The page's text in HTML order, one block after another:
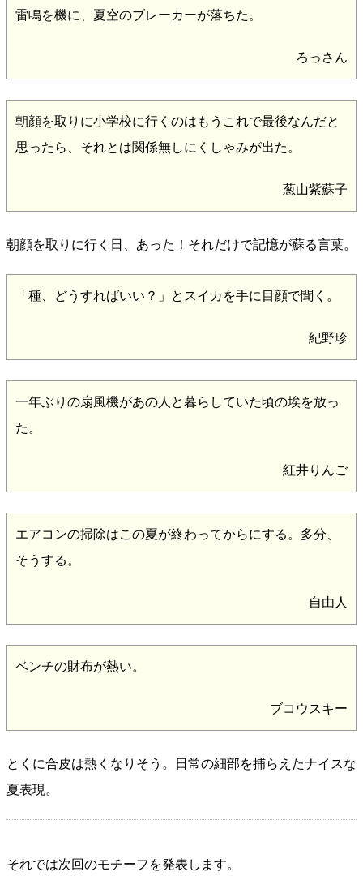
雷鳴を機に、夏空のブレーカーが落ちた。
ろっさん
朝顔を取りに小学校に行くのはもうこれで最後なんだと
思ったら、それとは関係無しにくしゃみが出た。
葱山紫蘇子
朝顔を取りに行く日、あった！それだけで記憶が蘇る言葉。
「種、どうすればいい？」とスイカを手に目顔で聞く。
紀野珍
一年ぶりの扇風機があの人と暮らしていた頃の埃を放っ
た。
紅井りんご
エアコンの掃除はこの夏が終わってからにする。多分、
そうする。
自由人
ベンチの財布が熱い。
ブコウスキー
とくに合皮は熱くなりそう。日常の細部を捕らえたナイスな
夏表現。
それでは次回のモチーフを発表します。